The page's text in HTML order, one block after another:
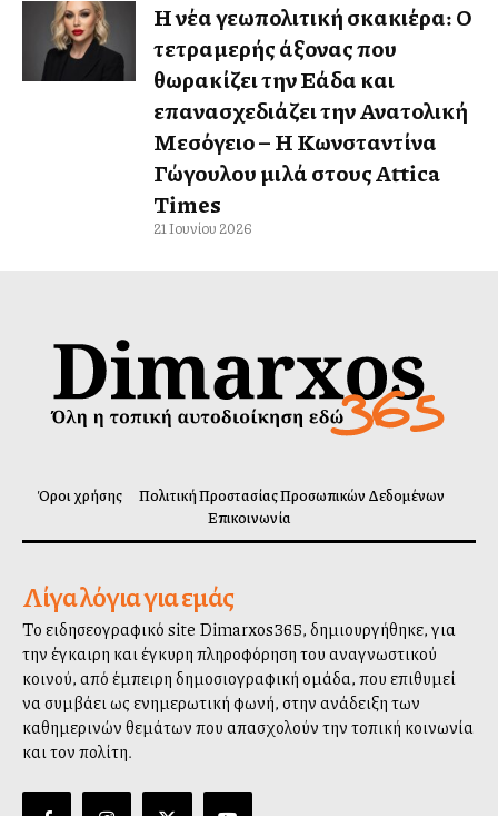
Η νέα γεωπολιτική σκακιέρα: Ο
τετραμερής άξονας που
θωρακίζει την Ελλάδα και
επανασχεδιάζει την Ανατολική
Μεσόγειο – Η Κωνσταντίνα
Γώγουλου μιλά στους Attica
Times
21 Ιουνίου 2026
Όροι χρήσης
Πολιτική Προστασίας Προσωπικών Δεδομένων
Επικοινωνία
Λίγα λόγια για εμάς
Το ειδησεογραφικό site Dimarxos365, δημιουργήθηκε, για
την έγκαιρη και έγκυρη πληροφόρηση του αναγνωστικού
κοινού, από έμπειρη δημοσιογραφική ομάδα, που επιθυμεί
να συμβάλλει ως ενημερωτική φωνή, στην ανάδειξη των
καθημερινών θεμάτων που απασχολούν την τοπική κοινωνία
και τον πολίτη.